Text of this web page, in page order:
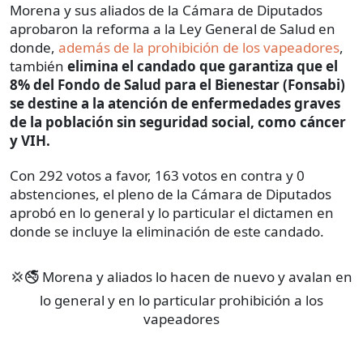
Morena y sus aliados de la Cámara de Diputados
aprobaron la reforma a la Ley General de Salud en
donde, además de la prohibición de los vapeadores,
también elimina el candado que garantiza que el
8% del Fondo de Salud para el Bienestar (Fonsabi)
se destine a la atención de enfermedades graves
de la población sin seguridad social, como cáncer
y VIH.
Con 292 votos a favor, 163 votos en contra y 0
abstenciones, el pleno de la Cámara de Diputados
aprobó en lo general y lo particular el dictamen en
donde se incluye la eliminación de este candado.
💢🚭 Morena y aliados lo hacen de nuevo y avalan en
lo general y en lo particular prohibición a los
vapeadores